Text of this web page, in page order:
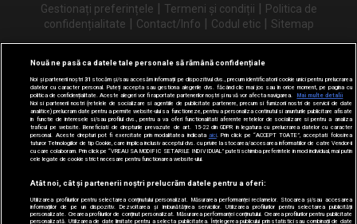
Gestionați preferințele | Termeni și condiții | Politica de
confidențialitate | Contact/Info | Codul etic | Sitemap
Urmărește-ne și pe
Nouă ne pasă ca datele tale personale să rămână confidențiale
Noi și partenerii noștri31 stocăm și/sau accesăm informații pe dispozitivul dvs., precum identificatorii cookie unici pentru prelucrarea
datelor cu caracter personal. Puteți accepta sau gestiona alegerile dvs. făcând clic mai jos sau în orice moment, pe pagina cu
politica de confidențialitate. Aceste alegeri vor fi raportate partenerilor noștri și nu vă vor afecta navigarea.
Mai multe detalii
Noi si partenerii nostri (retelele de socializare si agentiile de publicitate partenere, precum si furnizorii nostri de servicii de date
analitice) prelucram date pentru a permite website-ului sa functioneze, pentru a personaliza continutul si anunturile publicitare afisate
in functie de interesele si/sau profilul dvs., pentru a va oferi functionalitati aferente retelelor de socializare si pentru a analiza
traficul pe website. Beneficiati de drepturile prevazute de art. 15-22 din GDPR in legatura cu prelucrarea datelor cu caracter
personal. Aceste drepturi pot fi exercitate prin modalitatea indicata aici. Prin click pe “ACCEPT TOATE”, acceptati folosirea
tuturor Tehnologiilor de tip Cookie, care implica inclusiv acceptul dvs. cu privire la stocarea/accesarea informatiilor de catre Vendor-ii
cu care colaboram. Prin click pe “VREAU SA MODIFIC SETARILE INDIVIDUAL” puteti schimba preferintele in mod individual, mai putin
cele legate de cookie strict necesare pentru functionarea website-ului.
Atât noi, cât și partenerii noștri prelucrăm datele pentru a oferi:
Utilizarea profilurilor pentru selectarea conținutului personalizat. Măsurarea performanței reclamelor. Stocarea și/sau accesarea
informațiilor de pe un dispozitiv. Dezvoltarea și îmbunătățirea serviciilor. Utilizarea profilurilor pentru selectarea publicității
personalizate. Crearea profilurilor de conținut personalizat. Măsurarea performanței conținutului. Crearea profilurilor pentru publicitate
personalizată. Utilizarea de date limitate pentru a selecta publicitatea. Înțelegerea publicului prin statistici sau combinații de date